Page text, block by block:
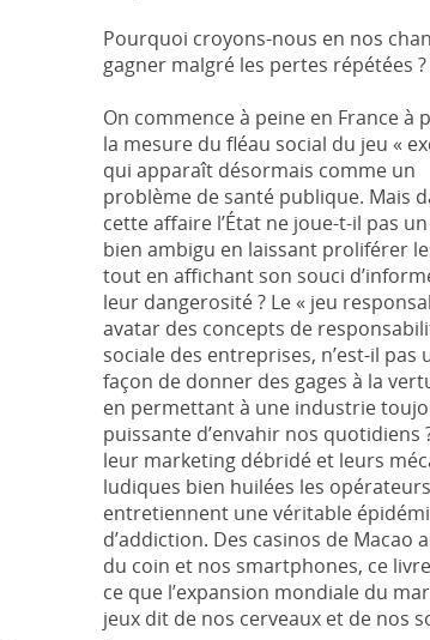
Pourquoi croyons-nous en nos
gagner malgré les pertes répétées ?
On commence à peine en France à
la mesure du fléau social du jeu «
qui apparaît désormais comme un
problème de santé publique. Mais
cette affaire l’État ne joue-t-il pas
bien ambigu en laissant proliférer
tout en affichant son souci
leur dangerosité ? Le « jeu
avatar des concepts de
sociale des entreprises, n’est-il pas
façon de donner des gages à la
en permettant à une industrie
puissante d’envahir nos quotidiens
leur marketing débridé et leurs
ludiques bien huilées les
entretiennent une véritable
d’addiction. Des casinos de Macao
du coin et nos smartphones, ce
ce que l’expansion mondiale du
jeux dit de nos cerveaux et de nos